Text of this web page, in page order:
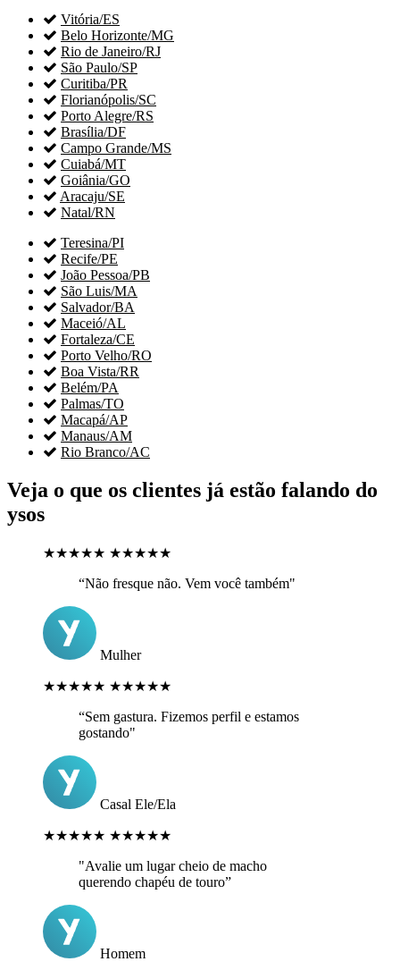
 Vitória/ES
 Belo Horizonte/MG
 Rio de Janeiro/RJ
 São Paulo/SP
 Curitiba/PR
 Florianópolis/SC
 Porto Alegre/RS
 Brasília/DF
 Campo Grande/MS
 Cuiabá/MT
 Goiânia/GO
 Aracaju/SE
 Natal/RN
 Teresina/PI
 Recife/PE
 João Pessoa/PB
 São Luis/MA
 Salvador/BA
 Maceió/AL
 Fortaleza/CE
 Porto Velho/RO
 Boa Vista/RR
 Belém/PA
 Palmas/TO
 Macapá/AP
 Manaus/AM
 Rio Branco/AC
Veja o que os clientes já estão falando do
ysos
★★★★★ ★★★★★
“Não fresque não. Vem você também"
Mulher
★★★★★ ★★★★★
“Sem gastura. Fizemos perfil e estamos
gostando"
Casal Ele/Ela
★★★★★ ★★★★★
"Avalie um lugar cheio de macho
querendo chapéu de touro”
Homem